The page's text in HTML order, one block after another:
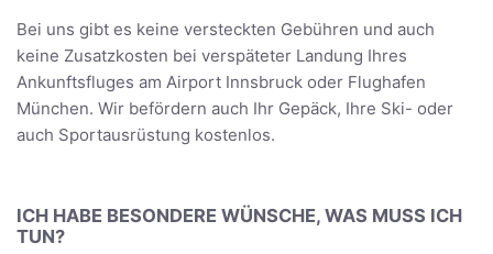
Bei uns gibt es keine versteckten Gebühren und auch
keine Zusatzkosten bei verspäteter Landung Ihres
Ankunftsfluges am Airport Innsbruck oder Flughafen
München. Wir befördern auch Ihr Gepäck, Ihre Ski- oder
auch Sportausrüstung kostenlos.
ICH HABE BESONDERE WÜNSCHE, WAS MUSS ICH
TUN?